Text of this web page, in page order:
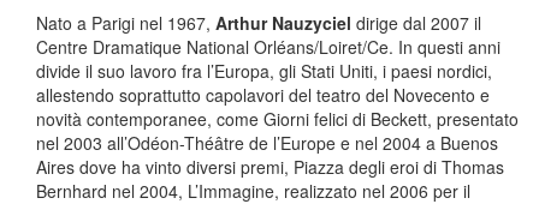
Nato a Parigi nel 1967, Arthur Nauzyciel dirige dal 2007 il
Centre Dramatique National Orléans/Loiret/Ce. In questi anni
divide il suo lavoro fra l’Europa, gli Stati Uniti, i paesi nordici,
allestendo soprattutto capolavori del teatro del Novecento e
novità contemporanee, come Giorni felici di Beckett, presentato
nel 2003 all’Odéon-Théâtre de l’Europe e nel 2004 a Buenos
Aires dove ha vinto diversi premi, Piazza degli eroi di Thomas
Bernhard nel 2004, L’Immagine, realizzato nel 2006 per il